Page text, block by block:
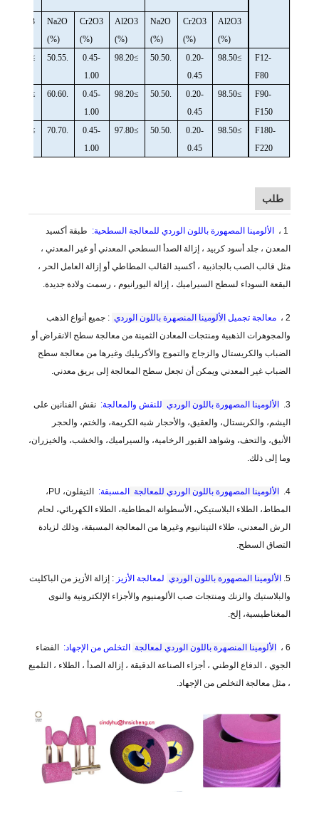
Al2O3
(%)
Cr2O3
(%)
Na2O
(%)
Al2O3
(%)
Cr2O3
(%)
Na2O
(%)
Al2O3
F12-
F80
≥98.50
0.20-
0.45
.50.50
≥98.20
0.45-
1.00
.50.55
≥97.40
F90-
F150
≥98.50
0.20-
0.45
.50.50
≥98.20
0.45-
1.00
.60.60
≥97.00
F180-
F220
≥98.50
0.20-
0.45
.50.50
≥97.80
0.45-
1.00
.70.70
≥96.50
طلب
1 ، الألومينا المصهورة باللون الوردي للمعالجة السطحية: طبقة أكسيد
المعدن ، جلد أسود كربيد ، إزالة الصدأ السطحي المعدني أو غير المعدني ،
مثل قالب الصب بالجاذبية ، أكسيد القالب المطاطي أو إزالة العامل الحر ،
البقعة السوداء لسطح السيراميك ، إزالة اليورانيوم ، رسمت ولادة جديدة.
2 ، معالجة تجميل الألومينا المنصهرة باللون الوردي : جميع أنواع الذهب
والمجوهرات الذهبية ومنتجات المعادن الثمينة من معالجة سطح الانقراض أو
الضباب والكريستال والزجاج والتموج والأكريليك وغيرها من معالجة سطح
الضباب غير المعدني ويمكن أن تجعل سطح المعالجة إلى بريق معدني.
3. الألومينا المصهورة باللون الوردي للنقش والمعالجة: نقش الفنانين على
اليشم، والكريستال، والعقيق، والأحجار شبه الكريمة، والختم، والحجر
الأنيق، والتحف، وشواهد القبور الرخامية، والسيراميك، والخشب، والخيزران،
وما إلى ذلك.
4. الألومينا المصهورة باللون الوردي للمعالجة المسبقة:
التيفلون، PU،
المطاط، الطلاء البلاستيكي، الأسطوانة المطاطية، الطلاء الكهربائي، لحام
الرش المعدني، طلاء التيتانيوم وغيرها من المعالجة المسبقة، وذلك لزيادة
التصاق السطح.
5. الألومينا المصهورة باللون الوردي لمعالجة الأزيز : إزالة الأزيز من الباكليت
والبلاستيك والزنك ومنتجات صب الألومنيوم والأجزاء الإلكترونية والنوى
المغناطيسية، إلخ.
6 ، الألومينا المنصهرة باللون الوردي لمعالجة التخلص من الإجهاد: الفضاء
الجوي ، الدفاع الوطني ، أجزاء الصناعة الدقيقة ، إزالة الصدأ ، الطلاء ، التلميع
، مثل معالجة التخلص من الإجهاد.